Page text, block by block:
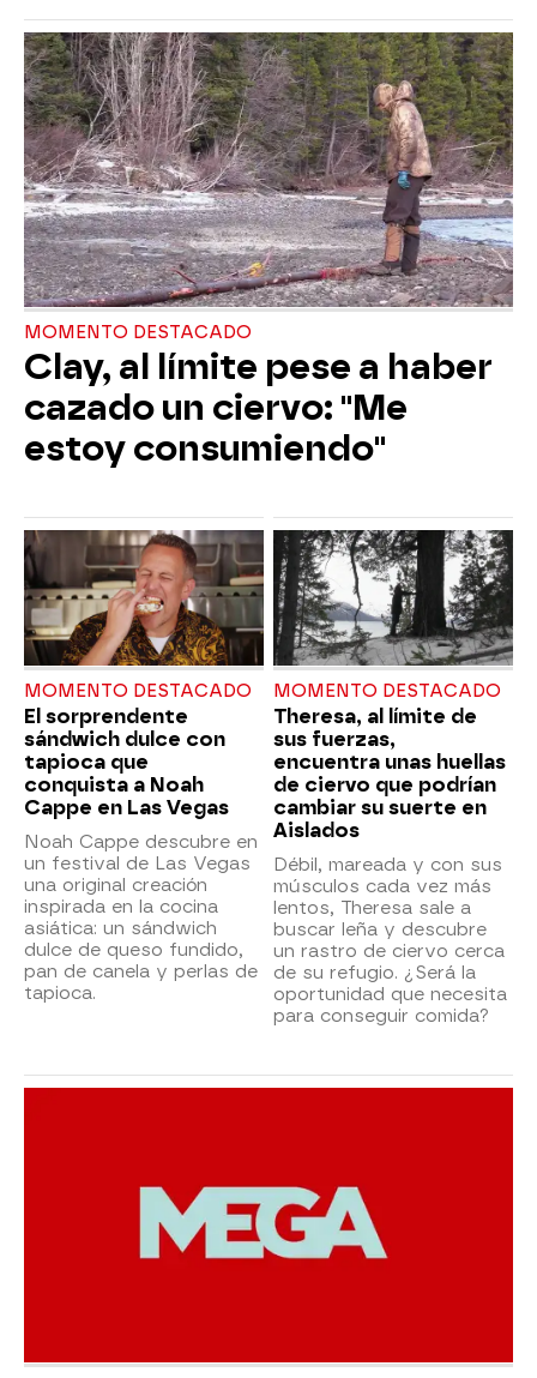
MOMENTO DESTACADO
Clay, al límite pese a haber
cazado un ciervo: "Me
estoy consumiendo"
MOMENTO DESTACADO
El sorprendente
sándwich dulce con
tapioca que
conquista a Noah
Cappe en Las Vegas
Noah Cappe descubre en
un festival de Las Vegas
una original creación
inspirada en la cocina
asiática: un sándwich
dulce de queso fundido,
pan de canela y perlas de
tapioca.
MOMENTO DESTACADO
Theresa, al límite de
sus fuerzas,
encuentra unas huellas
de ciervo que podrían
cambiar su suerte en
Aislados
Débil, mareada y con sus
músculos cada vez más
lentos, Theresa sale a
buscar leña y descubre
un rastro de ciervo cerca
de su refugio. ¿Será la
oportunidad que necesita
para conseguir comida?